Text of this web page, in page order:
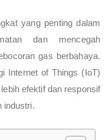
yang penting dalam
dan mencegah
gas berbahaya.
Internet of Things (IoT)
efektif dan responsif
industri.